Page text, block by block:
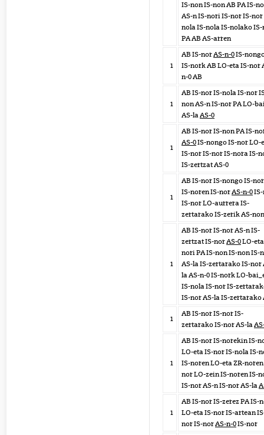
IS-non IS-non AB PA IS-
AS-n IS-nori IS-nor IS-nor
nola IS-nola IS-nolako
PA AB AS-arren
1
AB IS-norAS-n-0IS-
IS-nork AB LO-eta IS-nor
n-0 AB
1
AB IS-nor IS-nola IS-nor
non AS-n IS-nor PA LO-
AS-laAS-0
1
AB IS-nor IS-non PA IS-
AS-0IS-nongo IS-nor LO-
IS-nor IS-nor IS-nora IS-
IS-zertzat AS-0
1
AB IS-nor IS-nongo IS-
IS-noren IS-norAS-n-0
IS-nor LO-aurrera IS-
zertarako IS-zerik AS-non
1
AB IS-nor IS-nor AS-n IS-
zertzat IS-norAS-0LO-
nori PA IS-non IS-non IS-
AS-la IS-zertarako IS-nor
la AS-n-0 IS-nork LO-
IS-nola IS-nor IS-
IS-nor AS-la IS-zertarako
1
AB IS-nor IS-nor IS-
zertarako IS-nor AS-la
1
AB IS-nor IS-norekin IS-
LO-eta IS-nor IS-nola IS-
IS-noren LO-eta ZR-noren
nor LO-zein IS-noren IS-
IS-nor AS-n IS-nor AS-la
1
AB IS-nor IS-zerez PA IS-
LO-eta IS-nor IS-artean
nor IS-norAS-n-0IS-nor